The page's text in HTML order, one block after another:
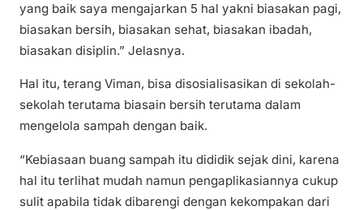
yang baik saya mengajarkan 5 hal yakni biasakan pagi,
biasakan bersih, biasakan sehat, biasakan ibadah,
biasakan disiplin.” Jelasnya.
Hal itu, terang Viman, bisa disosialisasikan di sekolah-
sekolah terutama biasain bersih terutama dalam
mengelola sampah dengan baik.
“Kebiasaan buang sampah itu dididik sejak dini, karena
hal itu terlihat mudah namun pengaplikasiannya cukup
sulit apabila tidak dibarengi dengan kekompakan dari